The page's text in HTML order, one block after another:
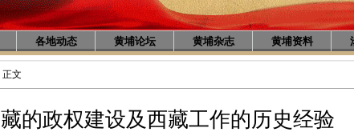
各地动态 黄埔论坛 黄埔杂志 黄埔资料
正文
的政权建设及西藏工作的历史经验